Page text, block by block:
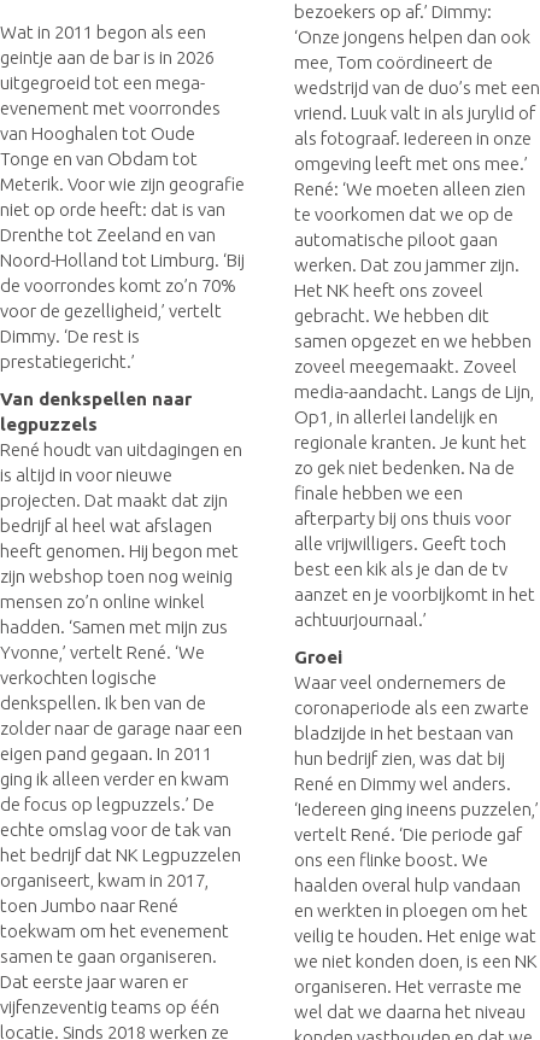
Wat in 2011 begon als een
geintje aan de bar is in 2026
uitgegroeid tot een mega-
evenement met voorrondes
van Hooghalen tot Oude
Tonge en van Obdam tot
Meterik. Voor wie zijn geografie
niet op orde heeft: dat is van
Drenthe tot Zeeland en van
Noord-Holland tot Limburg. ‘Bij
de voorrondes komt zo’n 70%
voor de gezelligheid,’ vertelt
Dimmy. ‘De rest is
prestatiegericht.’
Van denkspellen naar
legpuzzels
René houdt van uitdagingen en
is altijd in voor nieuwe
projecten. Dat maakt dat zijn
bedrijf al heel wat afslagen
heeft genomen. Hij begon met
zijn webshop toen nog weinig
mensen zo’n online winkel
hadden. ‘Samen met mijn zus
Yvonne,’ vertelt René. ‘We
verkochten logische
denkspellen. Ik ben van de
zolder naar de garage naar een
eigen pand gegaan. In 2011
ging ik alleen verder en kwam
de focus op legpuzzels.’ De
echte omslag voor de tak van
het bedrijf dat NK Legpuzzelen
organiseert, kwam in 2017,
toen Jumbo naar René
toekwam om het evenement
samen te gaan organiseren.
Dat eerste jaar waren er
vijfenzeventig teams op één
locatie. Sinds 2018 werken ze
bezoekers op af.’ Dimmy:
‘Onze jongens helpen dan ook
mee, Tom coördineert de
wedstrijd van de duo’s met een
vriend. Luuk valt in als jurylid of
als fotograaf. Iedereen in onze
omgeving leeft met ons mee.’
René: ‘We moeten alleen zien
te voorkomen dat we op de
automatische piloot gaan
werken. Dat zou jammer zijn.
Het NK heeft ons zoveel
gebracht. We hebben dit
samen opgezet en we hebben
zoveel meegemaakt. Zoveel
media-aandacht. Langs de Lijn,
Op1, in allerlei landelijk en
regionale kranten. Je kunt het
zo gek niet bedenken. Na de
finale hebben we een
afterparty bij ons thuis voor
alle vrijwilligers. Geeft toch
best een kik als je dan de tv
aanzet en je voorbijkomt in het
achtuurjournaal.’
Groei
Waar veel ondernemers de
coronaperiode als een zwarte
bladzijde in het bestaan van
hun bedrijf zien, was dat bij
René en Dimmy wel anders.
‘Iedereen ging ineens puzzelen,’
vertelt René. ‘Die periode gaf
ons een flinke boost. We
haalden overal hulp vandaan
en werkten in ploegen om het
veilig te houden. Het enige wat
we niet konden doen, is een NK
organiseren. Het verraste me
wel dat we daarna het niveau